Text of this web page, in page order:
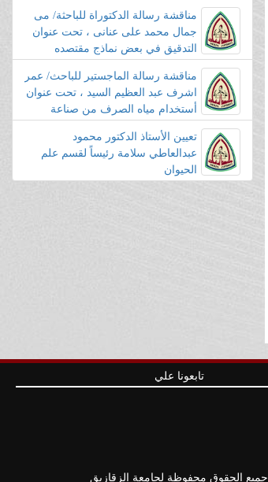
مناقشة رسالة الدكتوراة للباحثة/ مى
جمال محمد على عنانى ، تحت عنوان
التدقيق في بعض نماذج مقتصده
استدلال،تطبيقات
مناقشة رسالة الماجستير للباحث/ عمر
اشرف عبد العظيم السيد ، تحت عنوان
أستخدام مياه الصرف من صناعة
واستخدامها لتأمين الطاقة والغذاء
تعيين الأستاذ الدكتور محمود
عبدالعاطي سلامة رئيساً لقسم علم
الحيوان
تابعونا علي
جميع الحقوق محفوظة لجامعة الزقازيق